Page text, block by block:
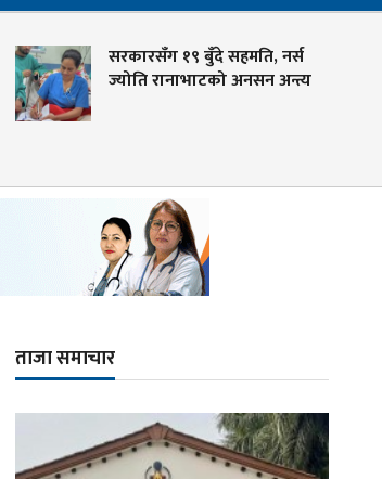
सरकारसँग १९ बुँदे सहमति, नर्स
ज्योति रानाभाटको अनसन अन्त्य
ताजा समाचार